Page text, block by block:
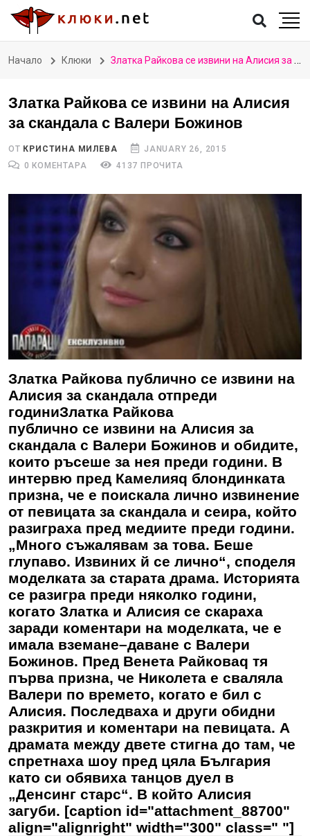
Начало Клюки Златка Райкова се извини на Алисия за скандала с Валери Божинов
Златка Райкова се извини на Алисия
за скандала с Валери Божинов
ОТ КРИСТИНА МИЛЕВА
JANUARY 26, 2015
0 КОМЕНТАРА
4137 ПРОЧИТА
Златка Райкова публично се извини на
Алисия за скандала отпреди
годиниЗлатка Райкова
публично се извини на Алисия за
скандала с Валери Божинов и обидите,
които ръсеше за нея преди години. В
интервю пред Камелияq блондинката
призна, че е поискала лично извинение
от певицата за скандала и сеира, който
разиграха пред медиите преди години.
„Много съжалявам за това. Беше
глупаво. Извиних й се лично“, споделя
моделката за старата драма. Историята
се разигра преди няколко години,
когато Златка и Алисия се скараха
заради коментари на моделката, че е
имала вземане–даване с Валери
Божинов. Пред Венета Райковаq тя
първа призна, че Николета е сваляла
Валери по времето, когато е бил с
Алисия. Последваха и други обидни
разкрития и коментари на певицата. А
драмата между двете стигна до там, че
спретнаха шоу пред цяла България
като си обявиха танцов дуел в
„Денсинг старс“. В който Алисия
загуби. [caption id="attachment_88700"
align="alignright" width="300" class=" "]